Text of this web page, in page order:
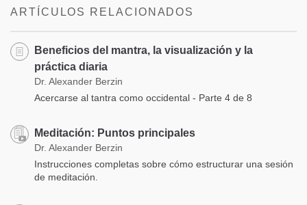
ARTÍCULOS RELACIONADOS
Beneficios del mantra, la visualización y la
práctica diaria
Dr. Alexander Berzin
Acercarse al tantra como occidental - Parte 4 de 8
Meditación: Puntos principales
Dr. Alexander Berzin
Instrucciones completas sobre cómo estructurar una sesión
de meditación.